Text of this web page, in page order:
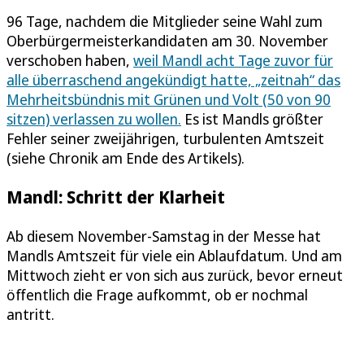
96 Tage, nachdem die Mitglieder seine Wahl zum
Oberbürgermeisterkandidaten am 30. November
verschoben haben, weil Mandl acht Tage zuvor für
alle überraschend angekündigt hatte, „zeitnah“ das
Mehrheitsbündnis mit Grünen und Volt (50 von 90
sitzen) verlassen zu wollen. Es ist Mandls größter
Fehler seiner zweijährigen, turbulenten Amtszeit
(siehe Chronik am Ende des Artikels).
Mandl: Schritt der Klarheit
Ab diesem November-Samstag in der Messe hat
Mandls Amtszeit für viele ein Ablaufdatum. Und am
Mittwoch zieht er von sich aus zurück, bevor erneut
öffentlich die Frage aufkommt, ob er nochmal
antritt.